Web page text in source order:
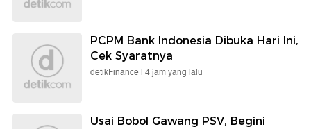
PCPM Bank Indonesia Dibuka Hari Ini,
Cek Syaratnya
detikFinance | 4 jam yang lalu
Usai Bobol Gawang PSV, Begini